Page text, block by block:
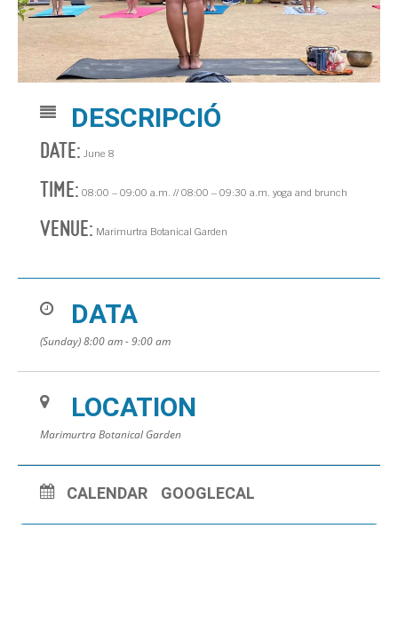
DESCRIPCIÓ
DATE: June 8
TIME: 08:00 – 09:00 a.m. // 08:00 – 09:30 a.m. yoga and brunch
VENUE: Marimurtra Botanical Garden
DATA
(Sunday) 8:00 am - 9:00 am
LOCATION
Marimurtra Botanical Garden
CALENDAR GOOGLECAL